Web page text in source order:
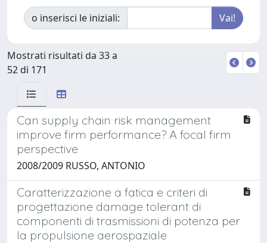
o inserisci le iniziali:
Mostrati risultati da 33 a
52 di 171
Can supply chain risk management
improve firm performance? A focal firm
perspective
2008/2009 RUSSO, ANTONIO
Caratterizzazione a fatica e criteri di
progettazione damage tolerant di
componenti di trasmissioni di potenza per
la propulsione aerospaziale